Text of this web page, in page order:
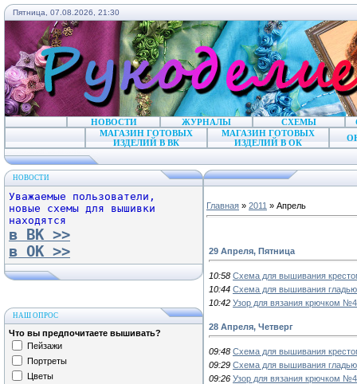
Пятница, 07.08.2026, 21:30
НОВОСТИ ЖУРНАЛЫ СХЕМЫ
МАГАЗИН ГОТОВЫХ
ИЗДЕЛИЙ В ВК
МАГАЗИН ГОТОВЫХ
ИЗДЕЛИЙ В ОК
НОВОСТИ
Уважаемые пользователи,
новые схемы для вышивки
находятся
в ВК >>
в ОК >>
НАШ ОПРОС
Что вы предпочитаете вышивать?
Пейзажи
Портреты
Цветы
Главная » 2011 » Апрель
29 Апреля, Пятница
10:58 Схема для вышивания
10:44 Схема для вышивания гладью
10:42 Узор для вязания крючком
28 Апреля, Четверг
09:48 Схема для вышивания
09:29 Схема для вышивания гладью
09:26 Узор для вязания крючком